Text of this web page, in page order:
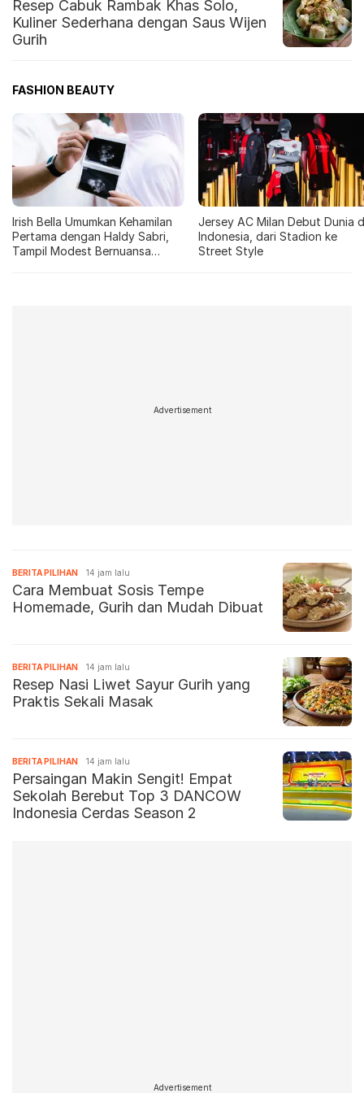
Resep Cabuk Rambak Khas Solo,
Kuliner Sederhana dengan Saus Wijen
Gurih
FASHION BEAUTY
Irish Bella Umumkan Kehamilan
Pertama dengan Haldy Sabri,
Tampil Modest Bernuansa
Jersey AC Milan Debut Dunia
Indonesia, dari Stadion ke
Street Style
Advertisement
BERITA PILIHAN 14 jam lalu
Cara Membuat Sosis Tempe
Homemade, Gurih dan Mudah Dibuat
BERITA PILIHAN 14 jam lalu
Resep Nasi Liwet Sayur Gurih yang
Praktis Sekali Masak
BERITA PILIHAN 14 jam lalu
Persaingan Makin Sengit! Empat
Sekolah Berebut Top 3 DANCOW
Indonesia Cerdas Season 2
Advertisement